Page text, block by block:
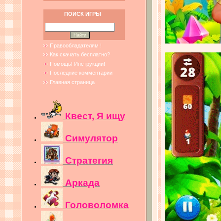
ПОИСК ИГРЫ
Правообладателям !
Как скачать бесплатно?
Помощь! Инструкции!
Последние комментарии
Главная страница
Квест, Я ищу
Симулятор
Стратегия
Аркада
Головоломка